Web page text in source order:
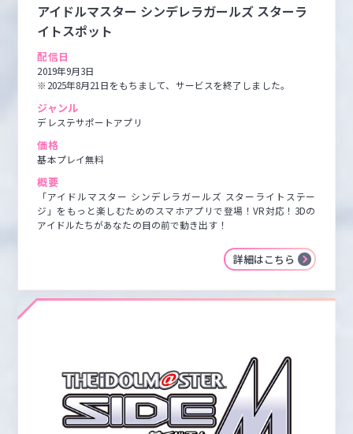
アイドルマスター シンデレラガールズ スターラ
イトスポット
配信日
2019年9月3日
※2025年8月21日をもちまして、サービスを終了しました。
ジャンル
デレステサポートアプリ
価格
基本プレイ無料
概要
「アイドルマスター シンデレラガールズ スターライトステー
ジ」をもっと楽しむためのスマホアプリで登場！VR対応！3Dの
アイドルたちがあなたの目の前で動き出す！
詳細はこちら